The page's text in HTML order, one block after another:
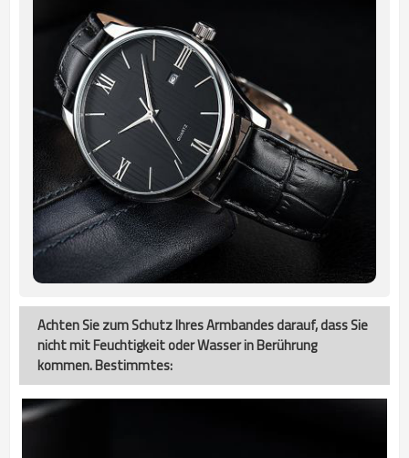
Achten Sie zum Schutz Ihres Armbandes darauf, dass Sie
nicht mit Feuchtigkeit oder Wasser in Berührung
kommen. Bestimmtes: